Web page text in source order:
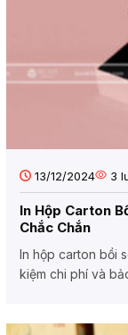
13/12/2024 3
In Hộp Carton
Chắc Chắn
In hộp carton bồi
kiệm chi phí và